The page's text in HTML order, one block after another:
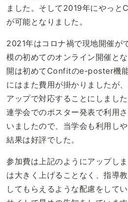
ました。そして2019年にやっ
が可能となりました。
2021年はコロナ禍で現地開催が
模の初めてのオンライン開催と
開は初めてConfitのe-poster機
にはまた費用が掛かりましたが
アップで対応することにしまし
連学会でのポスター発表で利用
いましたので、当学会も利用し
結果は好評でした。
参加費は上記のようにアップし
は大きく上げることなく、指導
してもらえるような配慮をして